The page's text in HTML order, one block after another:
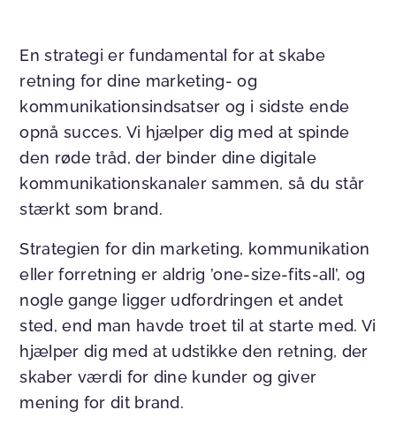
En strategi er fundamental for at skabe
retning for dine marketing- og
kommunikationsindsatser og i sidste ende
opnå succes. Vi hjælper dig med at spinde
den røde tråd, der binder dine digitale
kommunikationskanaler sammen, så du står
stærkt som brand.
Strategien for din marketing, kommunikation
eller forretning er aldrig ’one-size-fits-all’, og
nogle gange ligger udfordringen et andet
sted, end man havde troet til at starte med. Vi
hjælper dig med at udstikke den retning, der
skaber værdi for dine kunder og giver
mening for dit brand.